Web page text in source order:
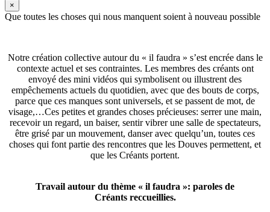
×
Que toutes les choses qui nous manquent soient à nouveau possible
Notre création collective autour du « il faudra » s’est encrée dans le
contexte actuel et ses contraintes. Les membres des créants ont
envoyé des mini vidéos qui symbolisent ou illustrent des
empêchements actuels du quotidien, avec que des bouts de corps,
parce que ces manques sont universels, et se passent de mot, de
visage,…Ces petites et grandes choses précieuses: serrer une main,
recevoir un regard, un baiser, sentir vibrer une salle de spectateurs,
être grisé par un mouvement, danser avec quelqu’un, toutes ces
choses qui font partie des rencontres que les Douves permettent, et
que les Créants portent.
Travail autour du thème « il faudra »: paroles de
Créants reccueillies.